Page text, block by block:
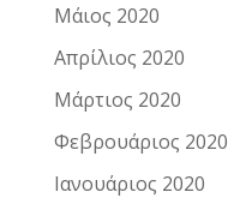
Μάιος 2020
Απρίλιος 2020
Μάρτιος 2020
Φεβρουάριος 2020
Ιανουάριος 2020